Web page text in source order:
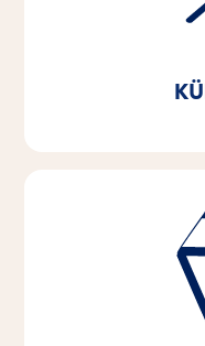
maximálisan
üzleti
természeti
Kiemelkedő
innovatív erő és
Ezek az